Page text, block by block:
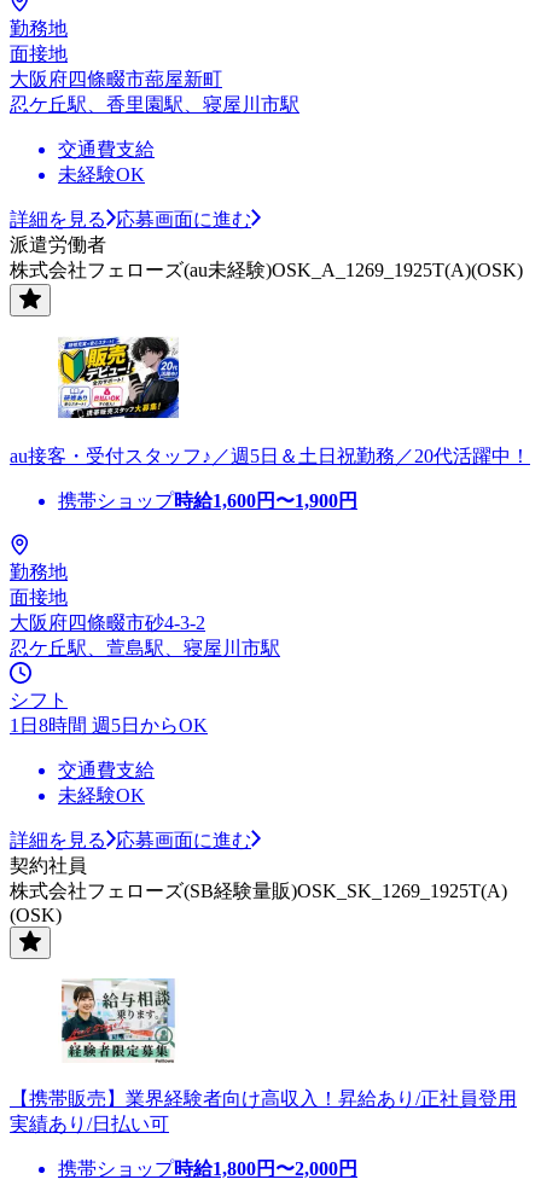
勤務地
面接地
大阪府四條畷市蔀屋新町
忍ケ丘駅、香里園駅、寝屋川市駅
交通費支給
未経験OK
詳細を見る
応募画面に進む
派遣労働者
株式会社フェローズ(au未経験)OSK_A_1269_1925T(A)(OSK)
au接客・受付スタッフ♪／週5日＆土日祝勤務／20代活躍中！
携帯ショップ時給1,600円〜1,900円
勤務地
面接地
大阪府四條畷市砂4-3-2
忍ケ丘駅、萱島駅、寝屋川市駅
シフト
1日8時間 週5日からOK
交通費支給
未経験OK
詳細を見る
応募画面に進む
契約社員
株式会社フェローズ(SB経験量販)OSK_SK_1269_1925T(A)
(OSK)
【携帯販売】業界経験者向け高収入！昇給あり/正社員登用
実績あり/日払い可
携帯ショップ時給1,800円〜2,000円